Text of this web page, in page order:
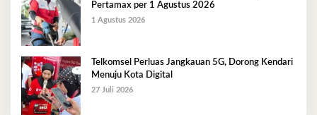
Pertamax per 1 Agustus 2026
1 Agustus 2026
Telkomsel Perluas Jangkauan 5G, Dorong Kendari
Menuju Kota Digital
27 Juli 2026